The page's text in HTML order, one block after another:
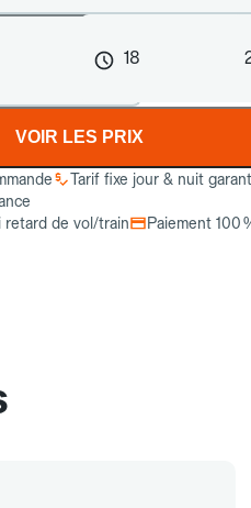
18
VOIR LES PRIX
Tarif fixe jour & nuit
retard de vol/train
Paiement 100